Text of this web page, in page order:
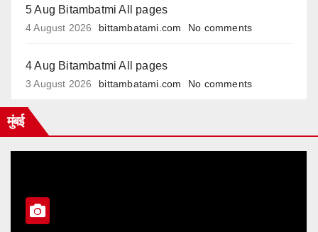
5 Aug Bitambatmi All pages
4 August 2026 bittambatami.com No comments
4 Aug Bitambatmi All pages
3 August 2026 bittambatami.com No comments
मुंबई